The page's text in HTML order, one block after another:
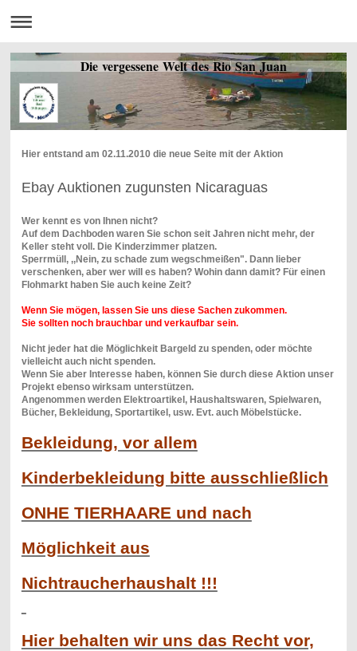
Die vergessene Welt des Rio San Juan
Hier entstand am 02.11.2010 die neue Seite mit der Aktion
Ebay Auktionen zugunsten Nicaraguas
Wer kennt es von Ihnen nicht?
Auf dem Dachboden waren Sie schon seit Jahren nicht mehr, der
Keller steht voll. Die Kinderzimmer platzen.
Sperrmüll, ,,Nein, zu schade zum wegschmeißen". Dann lieber
verschenken, aber wer will es haben? Wohin dann damit? Für einen
Flohmarkt haben Sie auch keine Zeit?
Wenn Sie mögen, lassen Sie uns diese Sachen zukommen.
Sie sollten noch brauchbar und verkaufbar sein.
Nicht jeder hat die Möglichkeit Bargeld zu spenden, oder möchte
vielleicht auch nicht spenden.
Wenn Sie aber Interesse haben, können Sie durch diese Aktion unser
Projekt ebenso wirksam unterstützen.
Angenommen werden Elektroartikel, Haushaltswaren, Spielwaren,
Bücher, Bekleidung, Sportartikel, usw. Evt. auch Möbelstücke.
Bekleidung, vor allem
Kinderbekleidung bitte ausschließlich
ONHE TIERHAARE und nach
Möglichkeit aus
Nichtraucherhaushalt !!!
Hier behalten wir uns das Recht vor,